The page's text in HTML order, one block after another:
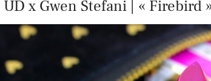
UD x Gwen Stefani | « Firebird